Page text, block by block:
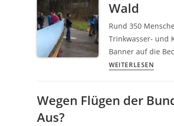
Hubschrauber
und
Windräder
Wald
Rund 350
Trinkwasser- und
Banner auf die
WEITERLESEN
der
Wegen Flügen der
Aus?